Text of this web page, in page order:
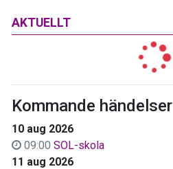
AKTUELLT
Kommande händelser
10 aug 2026
09:00 SOL-skola
11 aug 2026